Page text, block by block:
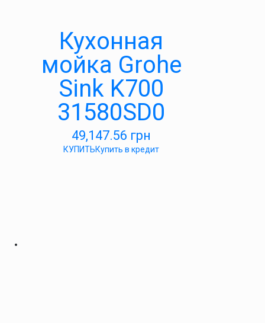
Кухонная
мойка Grohe
Sink K700
31580SD0
49,147.56 грн
КУПИТЬКупить в кредит